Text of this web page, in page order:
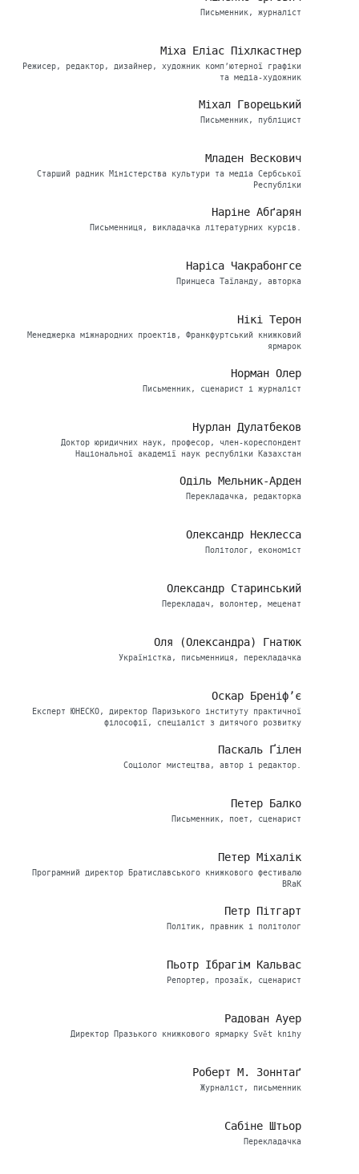
Письменник, журналіст
Міха Еліас Піхлкастнер
Режисер, редактор, дизайнер, художник комп’ютерної графіки
та медіа-художник
Міхал Гворецький
Письменник, публіцист
Младен Вескович
Старший радник Міністерства культури та медіа Сербської
Республіки
Наріне Абґарян
Письменниця, викладачка літературних курсів.
Наріса Чакрабонгсе
Принцеса Таїланду, авторка
Нікі Терон
Менеджерка міжнародних проектів, Франкфуртський книжковий
ярмарок
Норман Олер
Письменник, сценарист і журналіст
Нурлан Дулатбеков
Доктор юридичних наук, професор, член-кореспондент
Національної академії наук республіки Казахстан
Оділь Мельник-Арден
Перекладачка, редакторка
Олександр Неклесса
Політолог, економіст
Олександр Старинський
Перекладач, волонтер, меценат
Оля (Олександра) Гнатюк
Україністка, письменниця, перекладачка
Оскар Бреніф’є
Eксперт ЮНЕСКО, директор Паризького інституту практичної
філософії, спеціаліст з дитячого розвитку
Паскаль Ґілен
Соціолог мистецтва, автор і редактор.
Петер Балко
Письменник, поет, сценарист
Петер Міхалік
Програмний директор Братиславського книжкового фестивалю
BRaK
Петр Пітгарт
Політик, правник і політолог
Пьотр Ібрагім Кальвас
Репортер, прозаїк, сценарист
Радован Ауер
Директор Празького книжкового ярмарку Svět knihy
Роберт М. Зоннтаґ
Журналіст, письменник
Сабіне Штьор
Перекладачка